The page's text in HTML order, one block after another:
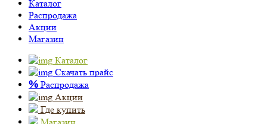
Каталог
Распродажа
Акции
Магазин
Каталог
Скачать прайс
% Распродажа
Акции
Где купить